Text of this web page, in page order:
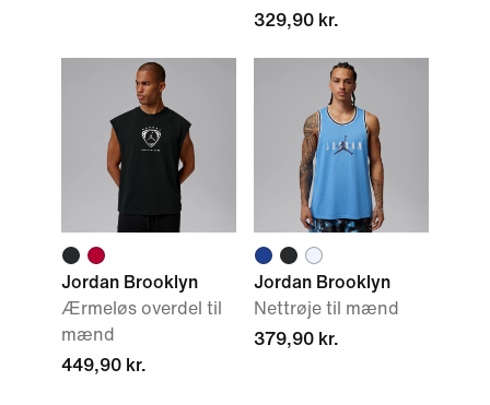
329,90 kr.
Jordan Brooklyn
Ærmeløs overdel til
mænd
449,90 kr.
Jordan Brooklyn
Nettrøje til mænd
379,90 kr.